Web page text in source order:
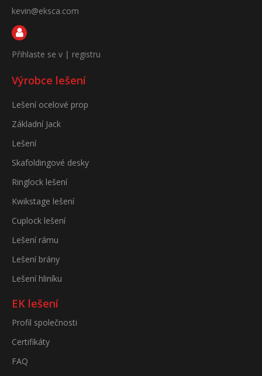
kevin@eksca.com
Přihlaste se v | registru
Výrobce lešení
Lešení ocelové prop
Základní Jack
Lešení
Skafoldingové desky
Ringlock lešení
Kwikstage lešení
Cuplock lešení
Lešení rámu
Lešení brány
Lešení hliníku
EK lešení
Profil společnosti
Certifikáty
FAQ